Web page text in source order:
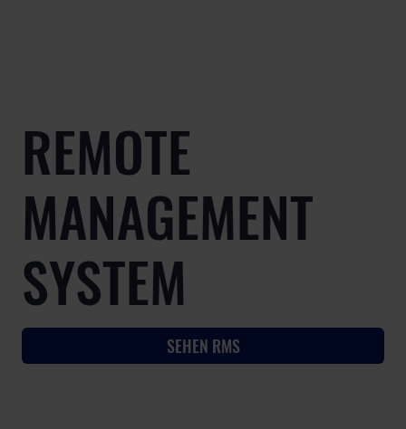
REMOTE
MANAGEMENT
SYSTEM
SEHEN RMS